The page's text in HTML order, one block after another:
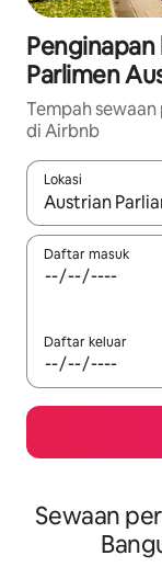
Parlimen
Tempah
di Airbnb
Lokasi
Apabila hasil
Daftar masuk
Daftar keluar
Sewaan